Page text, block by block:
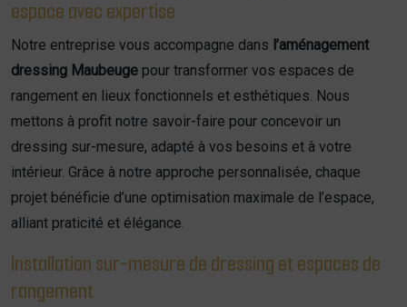
espace avec expertise
Notre entreprise vous accompagne dans l’aménagement
dressing Maubeuge pour transformer vos espaces de
rangement en lieux fonctionnels et esthétiques. Nous
mettons à profit notre savoir-faire pour concevoir un
dressing sur-mesure, adapté à vos besoins et à votre
intérieur. Grâce à notre approche personnalisée, chaque
projet bénéficie d’une optimisation maximale de l’espace,
alliant praticité et élégance.
Installation sur-mesure de dressing et espaces de
rangement